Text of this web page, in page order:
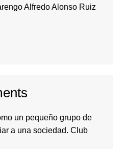
Alfredo Alonso Ruiz
un pequeño grupo de
a una sociedad. Club